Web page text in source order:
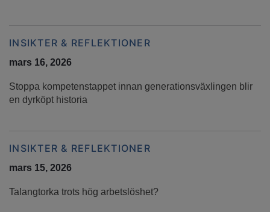
INSIKTER & REFLEKTIONER
mars 16, 2026
Stoppa kompetenstappet innan generationsväxlingen blir
en dyrköpt historia
INSIKTER & REFLEKTIONER
mars 15, 2026
Talangtorka trots hög arbetslöshet?